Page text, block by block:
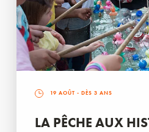
19 AOÛT - DÈS 3 ANS
LA PÊCHE AUX